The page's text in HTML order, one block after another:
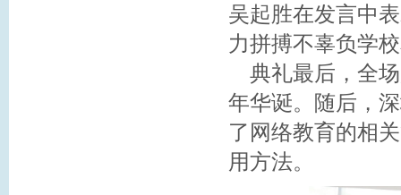
吴起胜在发言中
力拼搏不辜负学
典礼最后，全场
年华诞。随后，
了网络教育的相
用方法。